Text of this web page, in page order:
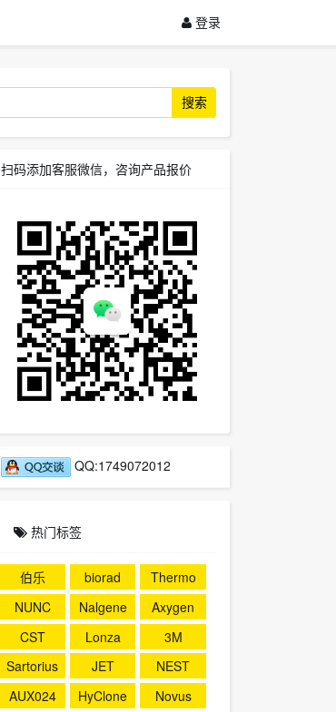
登录
搜索
扫码添加客服微信，咨询产品报价
QQ:1749072012
热门标签
伯乐 biorad
Thermo
NUNC
Nalgene
Axygen
CST
Lonza
3M
Sartorius
JET
NEST
AUX024
HyClone
Novus